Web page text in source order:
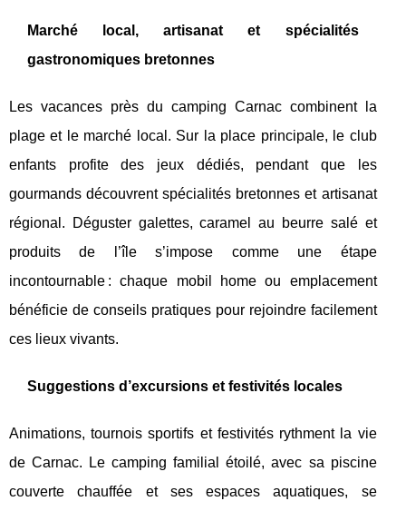
Marché local, artisanat et spécialités
gastronomiques bretonnes
Les vacances près du camping Carnac combinent la
plage et le marché local. Sur la place principale, le club
enfants profite des jeux dédiés, pendant que les
gourmands découvrent spécialités bretonnes et artisanat
régional. Déguster galettes, caramel au beurre salé et
produits de l’île s’impose comme une étape
incontournable : chaque mobil home ou emplacement
bénéficie de conseils pratiques pour rejoindre facilement
ces lieux vivants.
Suggestions d’excursions et festivités locales
Animations, tournois sportifs et festivités rythment la vie
de Carnac. Le camping familial étoilé, avec sa piscine
couverte chauffée et ses espaces aquatiques, se